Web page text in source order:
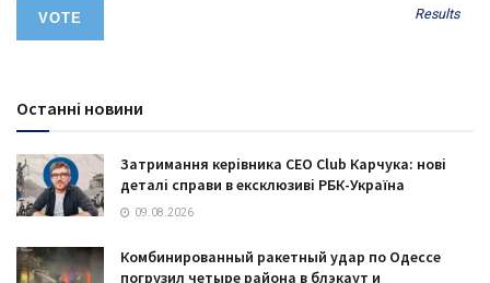
Results
Останні новини
Затримання керівника CEO Club Карчука: нові
деталі справи в ексклюзиві РБК-Україна
09.08.2026
Комбинированный ракетный удар по Одессе
погрузил четыре района в блэкаут и